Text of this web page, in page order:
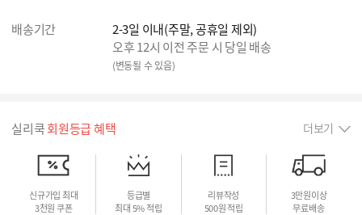
배송기간
2-3일 이내(주말, 공휴일 제외)
오후 12시 이전 주문 시 당일 배송
(변동될 수 있음)
실리쿡회원등급 혜택 더보기
신규가입 최대
3천원 쿠폰
등급별
최대 5% 적립
리뷰작성
500원 적립
3만원이상
무료배송